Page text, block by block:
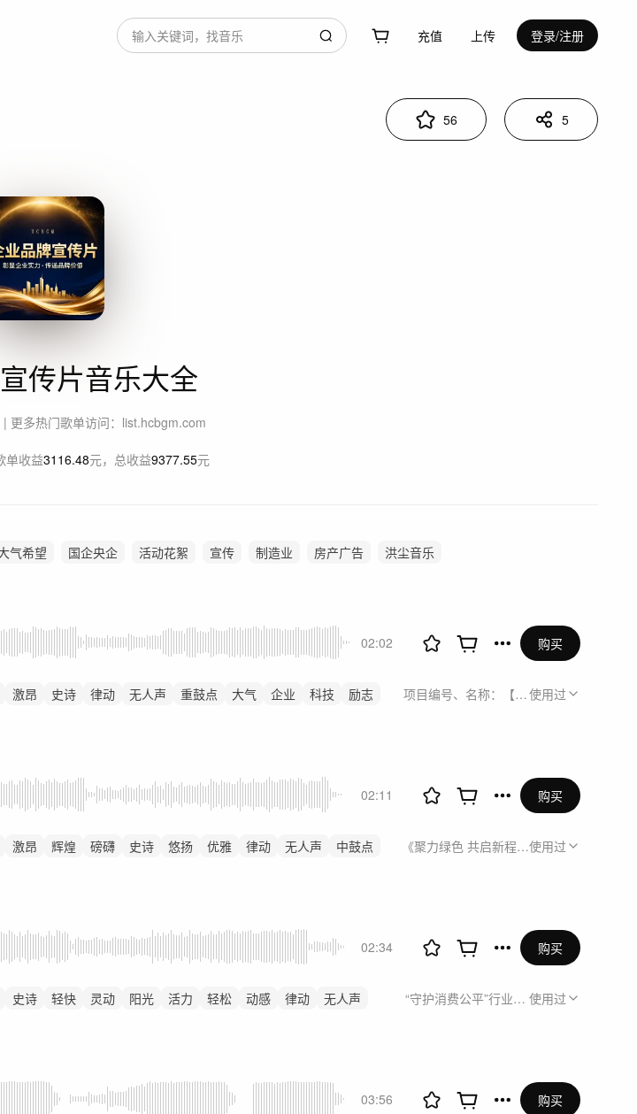
充值 上传 登录/注册
56 5
传片音乐大全
更多热门歌单访问：list.hcbgm.com
单收益3116.48元，总收益9377.55元
气希望 国企央企 活动花絮 宣传 制造业 房产广告 洪尘音乐
02:02
激昂 史诗 律动 无人声 重鼓点 大气 企业 科技
励志
购买
项目编号、名称：【PRL2606136】华为
使用过
02:11
激昂 辉煌 磅礴 史诗 悠扬 优雅 律动 无人声
中鼓点
购买
《聚力绿色 共启新程》城商行绿色金融发
使用过
02:34
史诗 轻快 灵动 阳光 活力 轻松 动感 律动
无人声
购买
“守护消费公平”行业自律倡议仪式
使用过
03:56 购买